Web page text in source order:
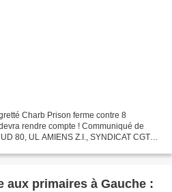
Charb Prison ferme contre 8
rendre compte ! Communiqué de
80, UL AMIENS Z.I., SYNDICAT CGT
aux primaires à Gauche :